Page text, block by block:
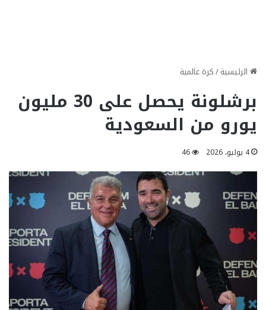
الرئيسية/كرة عالمية
برشلونة يحصل على 30 مليون
يورو من السعودية
4 يوليو، 2026 46